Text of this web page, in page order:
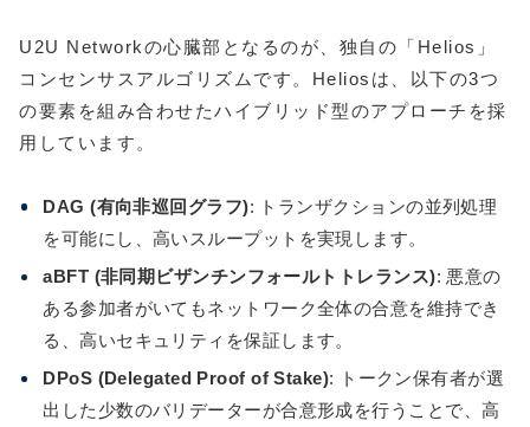
U2U Networkの心臓部となるのが、独自の「Helios」
コンセンサスアルゴリズムです。Heliosは、以下の3つ
の要素を組み合わせたハイブリッド型のアプローチを採
用しています。
DAG (有向非巡回グラフ): トランザクションの並列処理
を可能にし、高いスループットを実現します。
aBFT (非同期ビザンチンフォールトトレランス): 悪意の
ある参加者がいてもネットワーク全体の合意を維持でき
る、高いセキュリティを保証します。
DPoS (Delegated Proof of Stake): トークン保有者が選
出した少数のバリデーターが合意形成を行うことで、高